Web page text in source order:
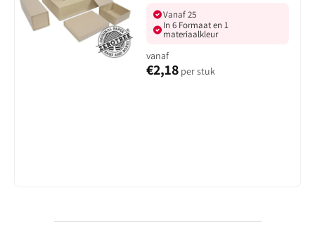
Vanaf 25
In 6 Formaat en 1
materiaalkleur
vanaf
€2,18 per stuk